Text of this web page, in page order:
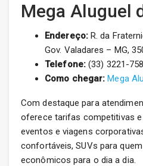
Mega Aluguel
Endereço:R. da
Gov. Valadares – MG,
Telefone:(33) 3221-
Como chegar: Mega
Com destaque para
oferece tarifas competitivas
eventos e viagens
confortáveis, SUVs para
econômicos para o dia a dia.